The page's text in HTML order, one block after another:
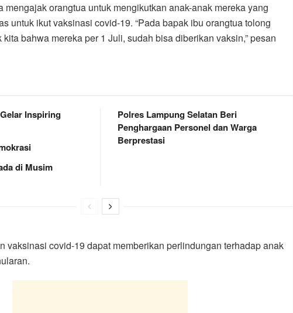
mengajak orangtua untuk mengikutkan anak-anak mereka yang
untuk ikut vaksinasi covid-19. “Pada bapak ibu orangtua tolong
bahwa mereka per 1 Juli, sudah bisa diberikan vaksin,” pesan
Inspiring
di Musim
Polres Lampung Selatan Beri
Penghargaan Personel dan Warga
Berprestasi
vaksinasi covid-19 dapat memberikan perlindungan terhadap anak